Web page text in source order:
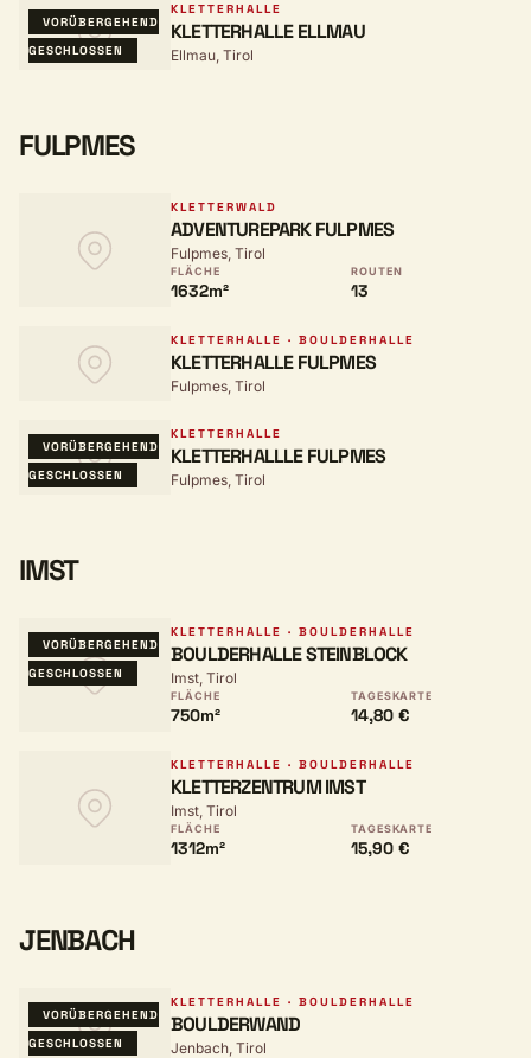
VORÜBERGEHEND
GESCHLOSSEN
KLETTERHALLE
KLETTERHALLE ELLMAU
Ellmau, Tirol
FULPMES
KLETTERWALD
ADVENTUREPARK FULPMES
Fulpmes, Tirol
FLÄCHE
1632m²
ROUTEN
13
KLETTERHALLE · BOULDERHALLE
KLETTERHALLE FULPMES
Fulpmes, Tirol
VORÜBERGEHEND
GESCHLOSSEN
KLETTERHALLE
KLETTERHALLLE FULPMES
Fulpmes, Tirol
IMST
VORÜBERGEHEND
GESCHLOSSEN
KLETTERHALLE · BOULDERHALLE
BOULDERHALLE STEINBLOCK
Imst, Tirol
FLÄCHE
750m²
TAGESKARTE
14,80 €
KLETTERHALLE · BOULDERHALLE
KLETTERZENTRUM IMST
Imst, Tirol
FLÄCHE
1312m²
TAGESKARTE
15,90 €
JENBACH
VORÜBERGEHEND
GESCHLOSSEN
KLETTERHALLE · BOULDERHALLE
BOULDERWAND
Jenbach, Tirol